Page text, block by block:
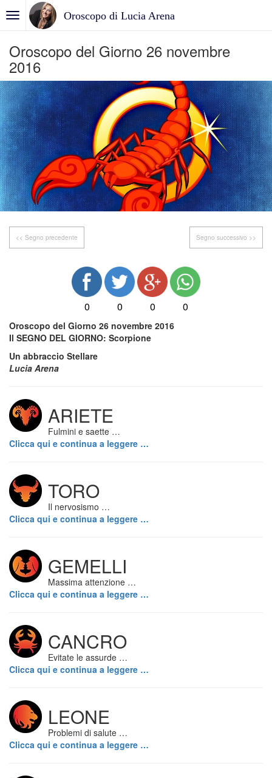
Oroscopo di Lucia Arena
Oroscopo del Giorno 26 novembre
2016
<< Segno precedente Segno successivo >>
0 0 0 0
Oroscopo del Giorno 26 novembre 2016
Il SEGNO DEL GIORNO: Scorpione
Un abbraccio Stellare
Lucia Arena
ARIETE
Fulmini e saette …
Clicca qui e continua a leggere …
TORO
Il nervosismo …
Clicca qui e continua a leggere …
GEMELLI
Massima attenzione …
Clicca qui e continua a leggere …
CANCRO
Evitate le assurde …
Clicca qui e continua a leggere …
LEONE
Problemi di salute …
Clicca qui e continua a leggere …